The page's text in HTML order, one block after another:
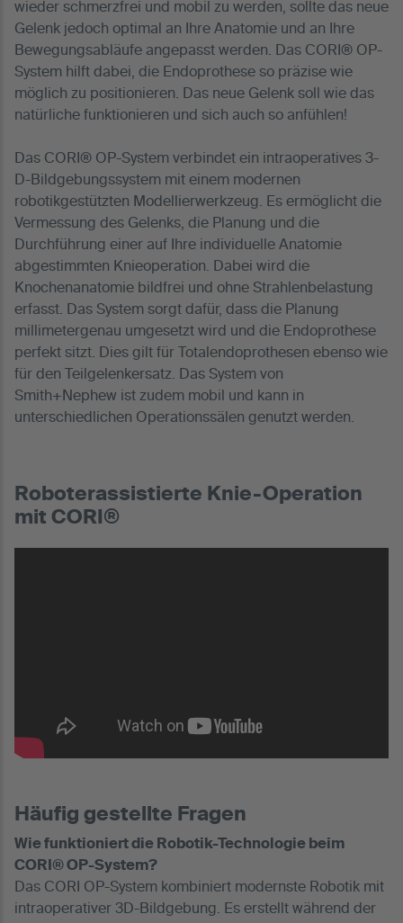
wieder schmerzfrei und mobil zu werden, sollte das neue
Gelenk jedoch optimal an Ihre Anatomie und an Ihre
Bewegungsabläufe angepasst werden. Das CORI® OP-
System hilft dabei, die Endoprothese so präzise wie
möglich zu positionieren. Das neue Gelenk soll wie das
natürliche funktionieren und sich auch so anfühlen!
Das CORI® OP-System verbindet ein intraoperatives 3-
D-Bildgebungssystem mit einem modernen
robotikgestützten Modellierwerkzeug. Es ermöglicht die
Vermessung des Gelenks, die Planung und die
Durchführung einer auf Ihre individuelle Anatomie
abgestimmten Knieoperation. Dabei wird die
Knochenanatomie bildfrei und ohne Strahlenbelastung
erfasst. Das System sorgt dafür, dass die Planung
millimetergenau umgesetzt wird und die Endoprothese
perfekt sitzt. Dies gilt für Totalendoprothesen ebenso wie
für den Teilgelenkersatz. Das System von
Smith+Nephew ist zudem mobil und kann in
unterschiedlichen Operationssälen genutzt werden.
Roboterassistierte Knie-Operation
mit CORI®
Häufig gestellte Fragen
Wie funktioniert die Robotik-Technologie beim
CORI® OP-System?
Das CORI OP-System kombiniert modernste Robotik mit
intraoperativer 3D-Bildgebung. Es erstellt während der